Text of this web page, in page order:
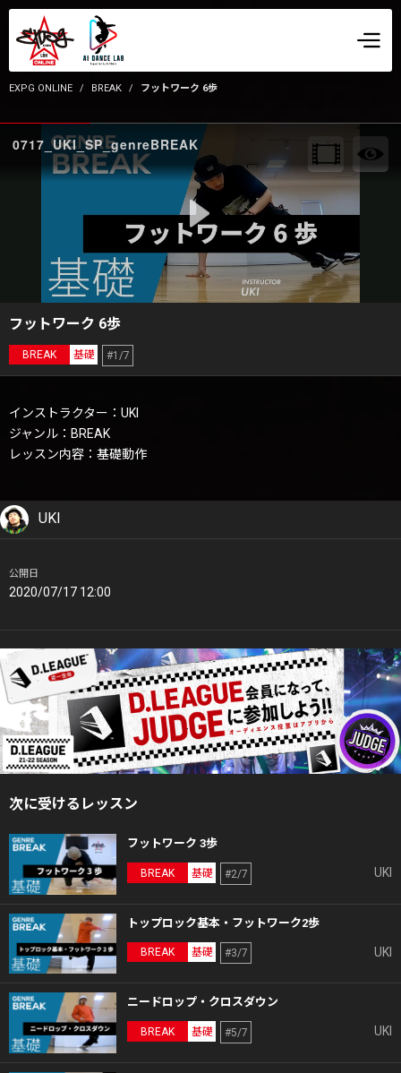
EXPG ONLINE BREAK フットワーク 6歩
0717_UKI_SP_genreBREAK
フットワーク 6歩
BREAK 基礎 #1/7
インストラクター：UKI
ジャンル：BREAK
レッスン内容：基礎動作
UKI
公開日
2020/07/17 12:00
次に受けるレッスン
フットワーク 3歩
BREAK 基礎 #2/7 UKI
トップロック基本・フットワーク2歩
BREAK 基礎 #3/7 UKI
ニードロップ・クロスダウン
BREAK 基礎 #5/7 UKI